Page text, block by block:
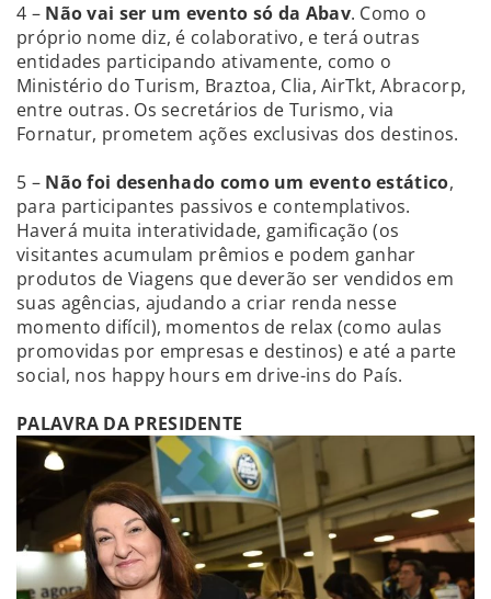
4 – Não vai ser um evento só da Abav. Como o
próprio nome diz, é colaborativo, e terá outras
entidades participando ativamente, como o
Ministério do Turism, Braztoa, Clia, AirTkt, Abracorp,
entre outras. Os secretários de Turismo, via
Fornatur, prometem ações exclusivas dos destinos.
5 – Não foi desenhado como um evento estático,
para participantes passivos e contemplativos.
Haverá muita interatividade, gamificação (os
visitantes acumulam prêmios e podem ganhar
produtos de Viagens que deverão ser vendidos em
suas agências, ajudando a criar renda nesse
momento difícil), momentos de relax (como aulas
promovidas por empresas e destinos) e até a parte
social, nos happy hours em drive-ins do País.
PALAVRA DA PRESIDENTE